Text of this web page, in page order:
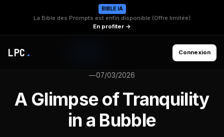
BIBLE IA
La Bible des Prompts est enfin disponible (Offre limitée)
En profiter →
LPC . Connexion
—07/03/2026
A Glimpse of Tranquility
in a Bubble